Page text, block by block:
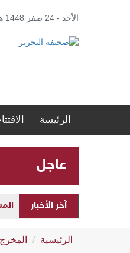
الأحد - 24 صفر 1448 هـ , 09 أغسطس 2026 م
الرئيسة
عاجل
آخر الأخبار
الرئيسية